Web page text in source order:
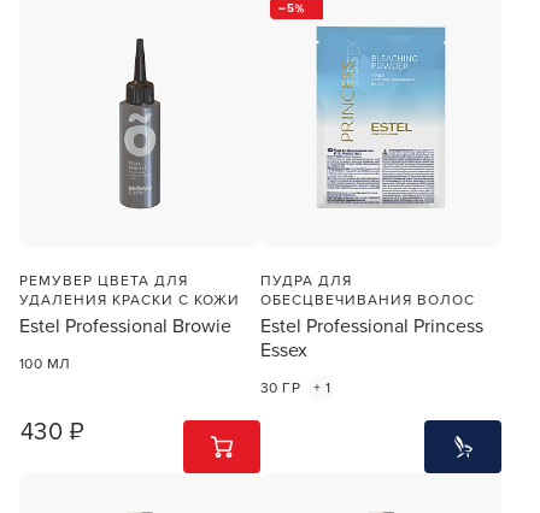
РЕМУВЕР ЦВЕТА ДЛЯ
УДАЛЕНИЯ КРАСКИ С КОЖИ
Estel Professional Browie
100 МЛ
430 ₽ 1 ШТ
5
ПУДРА ДЛЯ
ОБЕСЦВЕЧИВАНИЯ ВОЛОС
Estel Professional Princess
Essex
30 ГР + 1